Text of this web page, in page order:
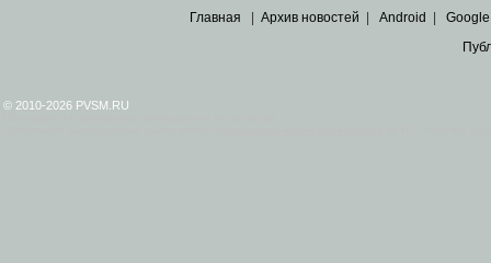
Главная Архив новостей Android Google
© 2010-2026 PVSM.RU